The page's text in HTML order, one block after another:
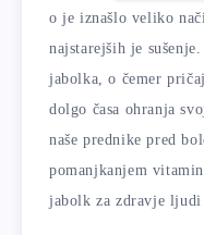
o je iznašlo veliko
najstarejših je
jabolka, o čemer
dolgo časa ohranja
naše prednike pred
pomanjkanjem
jabolk za zdravje ljudi